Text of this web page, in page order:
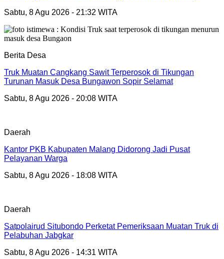
Sabtu, 8 Agu 2026 - 21:32 WITA
Berita Desa
Truk Muatan Cangkang Sawit Terperosok di Tikungan
Turunan Masuk Desa Bungawon Sopir Selamat
Sabtu, 8 Agu 2026 - 20:08 WITA
Daerah
Kantor PKB Kabupaten Malang Didorong Jadi Pusat
Pelayanan Warga
Sabtu, 8 Agu 2026 - 18:08 WITA
Daerah
Satpolairud Situbondo Perketat Pemeriksaan Muatan Truk di
Pelabuhan Jabgkar
Sabtu, 8 Agu 2026 - 14:31 WITA